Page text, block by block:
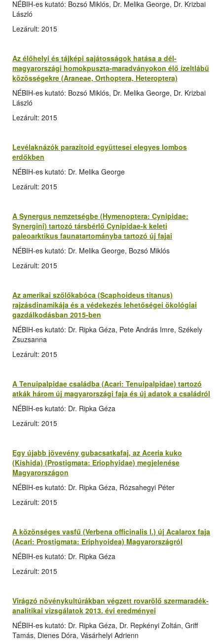
NÉBIH-es kutató: Bozsó Miklós, Dr. Melika George, Dr. Krizbai
László
Lezárult: 2015
Az élőhelyi és tájképi sajátosságok hatása a dél-
magyarországi homokpuszta-maradványokon élő ízeltlábű
közösségekre (Araneae, Orthoptera, Heteroptera)
NÉBIH-es kutató: Bozsó Miklós, Dr. Melika George, Dr. Krizbai
László
Lezárult: 2015
Levélaknázók parazitoid együttesei elegyes lombos
erdőkben
NÉBIH-es kutató: Dr. Melika George
Lezárult: 2015
A Synergus nemzetségbe (Hymenoptera: Cynipidae:
Synergini) tartozó társbérlő Cynipidae-k keleti
paleoarktikus faunatartományba tartozó új fajai
NÉBIH-es kutató: Dr. Melika George, Bozsó Miklós
Lezárult: 2015
Az amerikai szőlőkabóca (Scaphoideus titanus)
rajzásdinamikája és a védekezés lehetőségei ökológiai
gazdálkodásban 2015-ben
NÉBIH-es kutató: Dr. Ripka Géza, Pete András Imre, Székely
Zsuzsanna
Lezárult: 2015
A Tenuipalpidae családba (Acari: Tenuipalpidae) tartozó
atkák három új magyarországi faja és új adatok a családról
NÉBIH-es kutató: Dr. Ripka Géza
Lezárult: 2015
Egy újabb jövevény gubacsatkafaj, az Aceria kuko
(Kishida) (Prostigmata: Eriophyidae) megjelenése
Magyarországon
NÉBIH-es kutató: Dr. Ripka Géza, Rózsahegyi Péter
Lezárult: 2015
A közönséges vasfű (Verbena officinalis l.) új Acalarox faja
(Acari: Prostigmata: Eriphyoidea) Magyarországról
NÉBIH-es kutató: Dr. Ripka Géza
Lezárult: 2015
Virágzó növénykultúrákban végzett rovarölő szermaradék-
analitikai vizsgálatok 2013. évi eredményei
NÉBIH-es kutató: Dr. Ripka Géza, Dr. Repkényi Zoltán, Griff
Tamás, Dienes Dóra, Vásárhelyi Adrienn